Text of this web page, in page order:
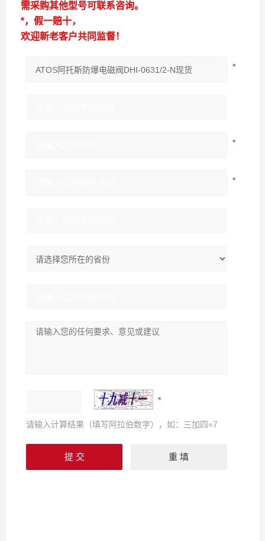
需采购其他型号可联系咨询。
*，假一赔十，
欢迎新老客户共同监督！
请输入计算结果（填写阿拉伯数字），如：三加四=7